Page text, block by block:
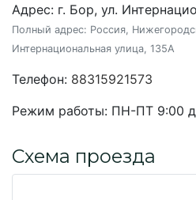
Адрес: г. Бор, ул.
Полный адрес: Россия,
Интернациональная улица, 135А
Телефон: 88315921573
Режим работы: ПН-ПТ 9:00
Схема проезда